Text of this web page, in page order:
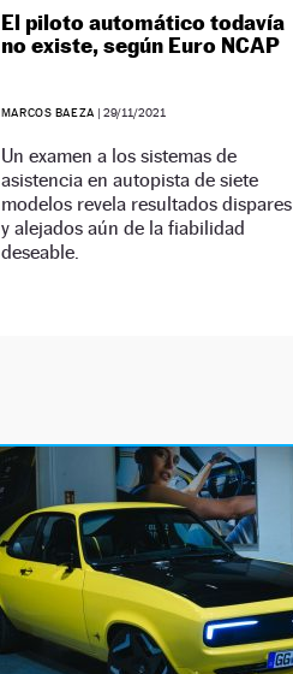
El piloto automático todavía
no existe, según Euro NCAP
MARCOS BAEZA |29/11/2021
Un examen a los sistemas de
asistencia en autopista de siete
modelos revela resultados dispares
y alejados aún de la fiabilidad
deseable.